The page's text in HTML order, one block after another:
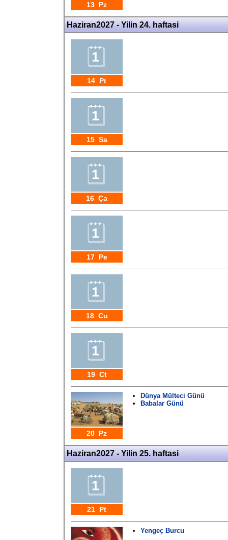
13 Pz
Haziran2027 - Yilin 24. haftasi
14 Pt
15 Sa
16 Ça
17 Pe
18 Cu
19 Ct
20 Pz
Dünya Mülteci Günü
Babalar Günü
Haziran2027 - Yilin 25. haftasi
21 Pt
Yengeç Burcu